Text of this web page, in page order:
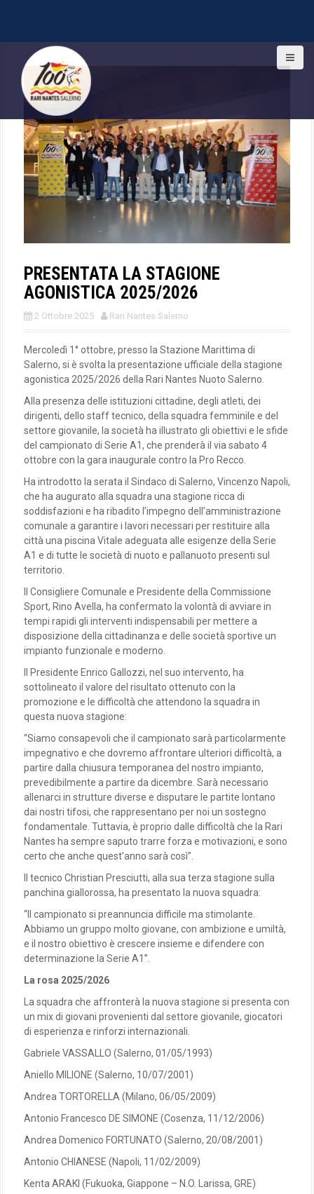
o
PRESENTATA LA STAGIONE
AGONISTICA 2025/2026
2 Ottobre 2025 Rari Nantes Salerno
Mercoledì 1° ottobre, presso la Stazione Marittima di
Salerno, si è svolta la presentazione ufficiale della stagione
agonistica 2025/2026 della Rari Nantes Nuoto Salerno.
Alla presenza delle istituzioni cittadine, degli atleti, dei
dirigenti, dello staff tecnico, della squadra femminile e del
settore giovanile, la società ha illustrato gli obiettivi e le sfide
del campionato di Serie A1, che prenderà il via sabato 4
ottobre con la gara inaugurale contro la Pro Recco.
Ha introdotto la serata il Sindaco di Salerno, Vincenzo Napoli,
che ha augurato alla squadra una stagione ricca di
soddisfazioni e ha ribadito l’impegno dell’amministrazione
comunale a garantire i lavori necessari per restituire alla
città una piscina Vitale adeguata alle esigenze della Serie
A1 e di tutte le società di nuoto e pallanuoto presenti sul
territorio.
Il Consigliere Comunale e Presidente della Commissione
Sport, Rino Avella, ha confermato la volontà di avviare in
tempi rapidi gli interventi indispensabili per mettere a
disposizione della cittadinanza e delle società sportive un
impianto funzionale e moderno.
Il Presidente Enrico Gallozzi, nel suo intervento, ha
sottolineato il valore del risultato ottenuto con la
promozione e le difficoltà che attendono la squadra in
questa nuova stagione:
“Siamo consapevoli che il campionato sarà particolarmente
impegnativo e che dovremo affrontare ulteriori difficoltà, a
partire dalla chiusura temporanea del nostro impianto,
prevedibilmente a partire da dicembre. Sarà necessario
allenarci in strutture diverse e disputare le partite lontano
dai nostri tifosi, che rappresentano per noi un sostegno
fondamentale. Tuttavia, è proprio dalle difficoltà che la Rari
Nantes ha sempre saputo trarre forza e motivazioni, e sono
certo che anche quest’anno sarà così”.
Il tecnico Christian Presciutti, alla sua terza stagione sulla
panchina giallorossa, ha presentato la nuova squadra:
“Il campionato si preannuncia difficile ma stimolante.
Abbiamo un gruppo molto giovane, con ambizione e umiltà,
e il nostro obiettivo è crescere insieme e difendere con
determinazione la Serie A1”.
La rosa 2025/2026
La squadra che affronterà la nuova stagione si presenta con
un mix di giovani provenienti dal settore giovanile, giocatori
di esperienza e rinforzi internazionali.
Gabriele VASSALLO (Salerno, 01/05/1993)
Aniello MILIONE (Salerno, 10/07/2001)
Andrea TORTORELLA (Milano, 06/05/2009)
Antonio Francesco DE SIMONE (Cosenza, 11/12/2006)
Andrea Domenico FORTUNATO (Salerno, 20/08/2001)
Antonio CHIANESE (Napoli, 11/02/2009)
Kenta ARAKI (Fukuoka, Giappone – N.O. Larissa, GRE)